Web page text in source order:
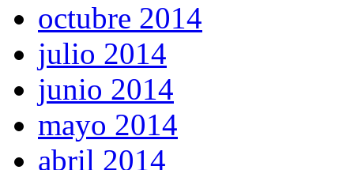
octubre 2014
julio 2014
junio 2014
mayo 2014
abril 2014